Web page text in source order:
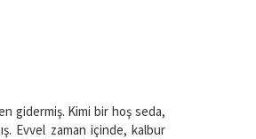
gidermiş. Kimi bir hoş seda,
Evvel zaman içinde, kalbur